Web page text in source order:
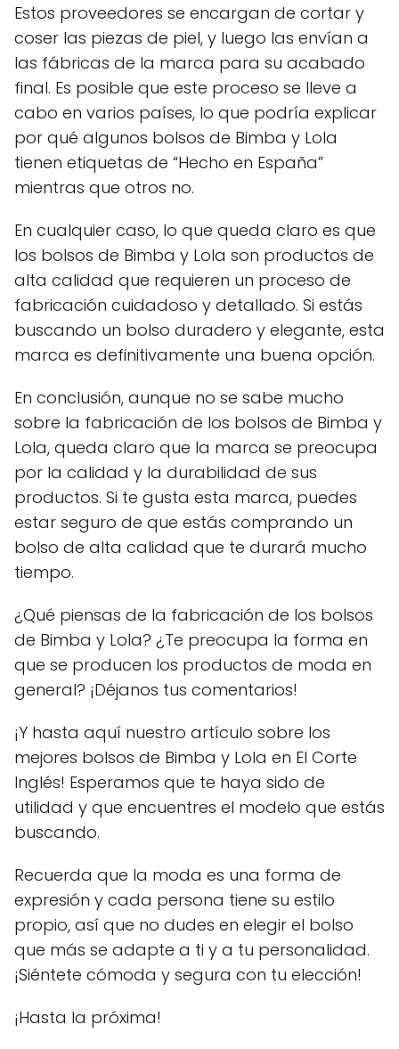
Estos proveedores se encargan de cortar y
coser las piezas de piel, y luego las envían a
las fábricas de la marca para su acabado
final. Es posible que este proceso se lleve a
cabo en varios países, lo que podría explicar
por qué algunos bolsos de Bimba y Lola
tienen etiquetas de “Hecho en España”
mientras que otros no.
En cualquier caso, lo que queda claro es que
los bolsos de Bimba y Lola son productos de
alta calidad que requieren un proceso de
fabricación cuidadoso y detallado. Si estás
buscando un bolso duradero y elegante, esta
marca es definitivamente una buena opción.
En conclusión, aunque no se sabe mucho
sobre la fabricación de los bolsos de Bimba y
Lola, queda claro que la marca se preocupa
por la calidad y la durabilidad de sus
productos. Si te gusta esta marca, puedes
estar seguro de que estás comprando un
bolso de alta calidad que te durará mucho
tiempo.
¿Qué piensas de la fabricación de los bolsos
de Bimba y Lola? ¿Te preocupa la forma en
que se producen los productos de moda en
general? ¡Déjanos tus comentarios!
¡Y hasta aquí nuestro artículo sobre los
mejores bolsos de Bimba y Lola en El Corte
Inglés! Esperamos que te haya sido de
utilidad y que encuentres el modelo que estás
buscando.
Recuerda que la moda es una forma de
expresión y cada persona tiene su estilo
propio, así que no dudes en elegir el bolso
que más se adapte a ti y a tu personalidad.
¡Siéntete cómoda y segura con tu elección!
¡Hasta la próxima!